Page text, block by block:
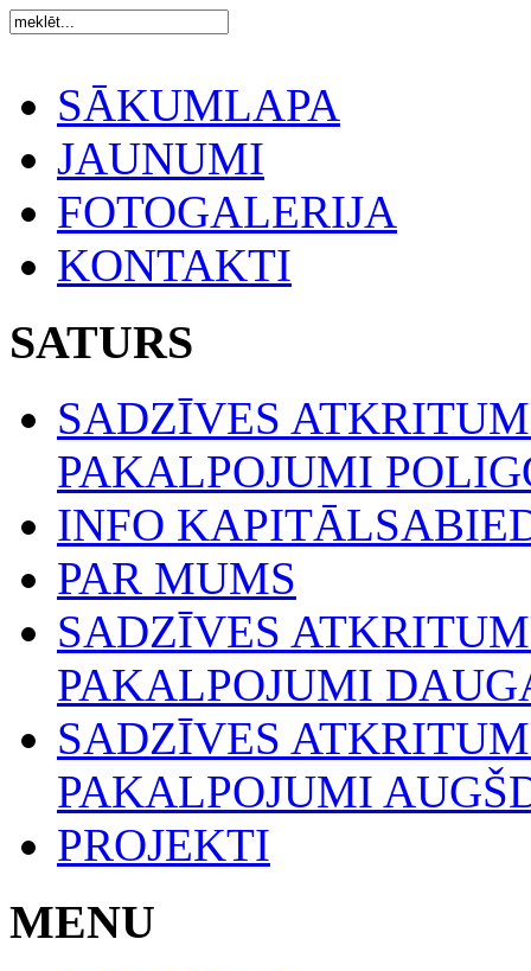
SĀKUMLAPA
JAUNUMI
FOTOGALERIJA
KONTAKTI
SATURS
SADZĪVES
PAKALPOJUMI
INFO
PAR MUMS
SADZĪVES
PAKALPOJUMI
SADZĪVES
PAKALPOJUMI
PROJEKTI
MENU